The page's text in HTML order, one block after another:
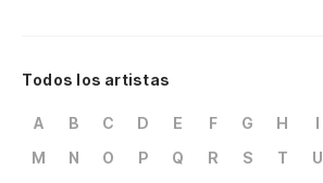
Todos los artistas
A B C D E F G H I
M
N O P Q R S T U